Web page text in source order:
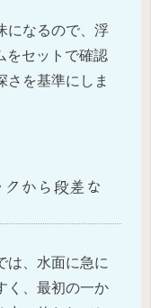
になるので、浮
をセットで確認
さを基準にしま
から段差な
は、水面に急に
く、最初の一か